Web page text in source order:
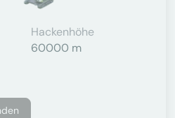
Hackenhöhe
60000 m